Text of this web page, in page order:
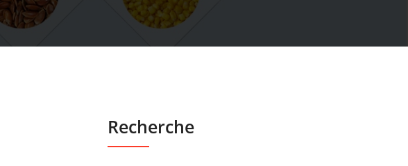
Recherche